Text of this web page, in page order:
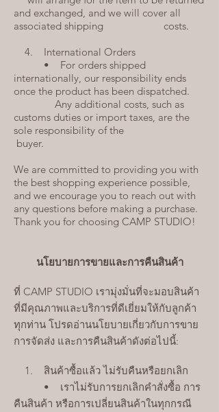
and exchanged, and we will cover all
associated shipping costs.
4. International Orders
• For orders shipped
internationally, our responsibility ends
once the product has been dispatched.
Any additional costs, such as
customs duties or import taxes, are the
sole responsibility of the
buyer.
We are committed to providing you with
the best shopping experience possible,
and we encourage you to reach out with
any questions before making a purchase.
Thank you for choosing CAMP STUDIO!
นโยบายการขายและการคืนสินค้า
ที่ CAMP STUDIO เรามุ่งมั่นที่จะมอบสินค้า
ที่มีคุณภาพและบริการที่ดีเยี่ยมให้กับลูกค้า
ทุกท่าน โปรดอ่านนโยบายเกี่ยวกับการขาย
การจัดส่ง และการคืนสินค้าดังต่อไปนี้:
1. สินค้าซื้อแล้ว ไม่รับคืนหรือยกเลิก
• เราไม่รับการยกเลิกคำสั่งซื้อ การ
คืนสินค้า หรือการเปลี่ยนสินค้าในทุกกรณี